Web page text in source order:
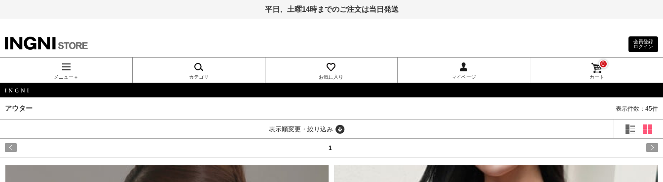
平日、土曜14時までのご注文は当日発送
INGNI（イン
グ）公式通
販｜INGNI
STORE
会員登録
ログイン
メニュー＋ カテゴリ お気に入り マイページ カート
0
アウター 表示件数：45件
表示順変更・絞り込み
1